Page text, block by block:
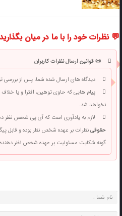
💬 نظرات خود را با ما در میان بگذارید
📜 قوانین ارسال نظرات کاربران
دیدگاه های ارسال شده شما، پس از بررسی
پیام هایی که حاوی توهین، افترا و یا خلاف
نخواهد شد.
لازم به یادآوری است که آی پی شخص نظر
حقوقینظرات بر عهده شخص نظر بوده و قابل
گونه شکایت مسئولیت بر عهده شخص نظر دهنده